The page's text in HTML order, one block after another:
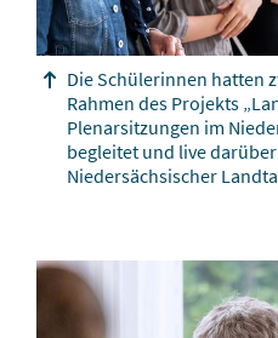
Die Schülerinnen hatten
Rahmen des Projekts
Plenarsitzungen im
begleitet und live
Niedersächsischer